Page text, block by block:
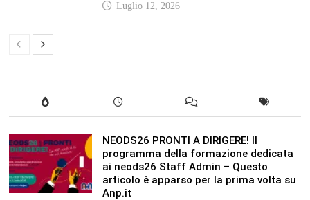
Luglio 12, 2026
NEODS26 PRONTI A DIRIGERE! Il
programma della formazione dedicata
ai neods26 Staff Admin – Questo
articolo è apparso per la prima volta su
Anp.it